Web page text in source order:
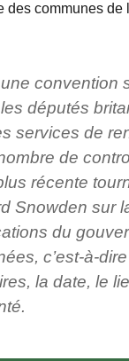
des communes
convention
députés
services de
de
récente
Snowden sur
du
c’est-à-
la date, le